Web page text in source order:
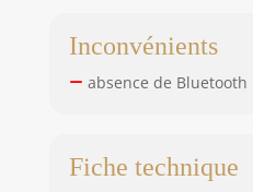
Inconvénients
absence de Bluetooth
Fiche technique